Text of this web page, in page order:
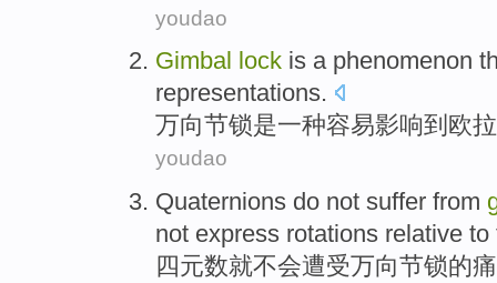
youdao
Gimbal lock is a phenomenon
representations.
万向节锁是一种容易影响到 欧拉
youdao
Quaternions do not suffer from
not express rotations relative to
四元数就不会遭受万向节锁的